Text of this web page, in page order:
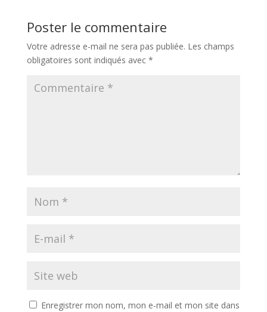
Poster le commentaire
Votre adresse e-mail ne sera pas publiée. Les champs
obligatoires sont indiqués avec *
Enregistrer mon nom, mon e-mail et mon site dans